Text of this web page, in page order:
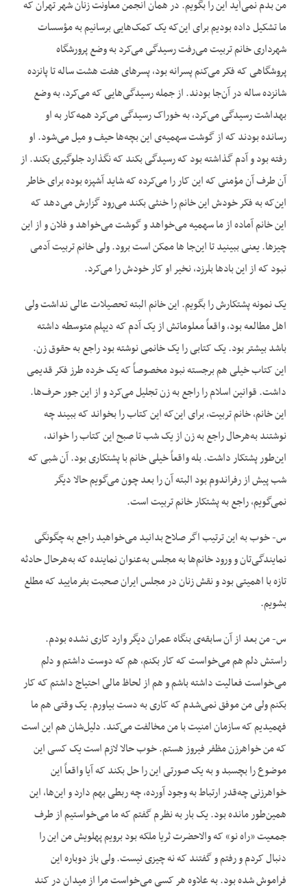
من بدم نمی‌آید این را بگویم. در همان انجمن معاونت زنان شهر تهران که
ما تشکیل داده بودیم برای این‌که یک کمک‌هایی برسانیم به مؤسسات
شهرداری خانم تربیت می‌رفت رسیدگی می‌کرد به وضع پرورشگاه
پروشگاهی که فکر می‌کنم پسرانه بود، پسرهای هفت هشت ساله تا پانزده
شانزده ساله در آن‌جا بودند. از جمله رسیدگی‌هایی که می‌کرد، به وضع
بهداشت رسیدگی می‌کرد، به خوراک رسیدگی می‌کرد همه‌کار به او
رسانده بودند که از گوشت سهمیه‌ی این بچه‌ها حیف و میل می‌شود. او
رفته بود و آ‌دم گذاشته بود که رسیدگی بکند که نگذارد جلوگیری بکند. از
آن طرف آن مؤمنی که این کار را می‌کرده که شاید آشپزه بوده برای خاطر
این‌که به فکر خودش این خانم را خنثی بکند می‌رود گزارش می‌دهد که
این خانم آماده از ما سهمیه می‌خواهد و گوشت می‌خواهد و فلان و از این
چیزها. یعنی ببینید تا این‌جا ها ممکن است برود. ولی خانم تربیت آدمی
نبود که از این بادها بلرزد، نخیر او کار خودش را می‌کرد.
یک نمونه پشتکارش را بگویم. این خانم البته تحصیلات عالی نداشت ولی
اهل مطالعه بود، واقعاً معلوماتش از یک آدم که دیپلم متوسطه داشته
باشد بیشتر بود. یک کتابی را یک خانمی نوشته بود راجع به حقوق زن.
این کتاب خیلی هم برجسته نبود مخصوصاً که یک خرده طرز فکر قدیمی
داشت. قوانین اسلام را راجع به زن تجلیل می‌کرد و از این جور حرف‌ها.
این خانم، خانم تربیت، برای این‌که این کتاب را بخواند که ببیند چه
نوشتند به‌هرحال راجع به زن از یک شب تا صبح این کتاب را خواند،
این‌طور پشتکار داشت. بله واقعاً خیلی خانم با پشتکاری بود. آن شبی که
شب پیش از رفراندوم بود البته آن را بعد چون می‌گویم حالا دیگر
نمی‌گویم، راجع به پشتکار خانم تربیت است.
س- خوب به این ترتیب اگر صلاح بدانید می‌خواهید راجع به چگونگی
نمایندگی‌تان و ورود خانم‌ها به مجلس به‌عنوان نماینده که به‌هرحال حادثه
تازه با اهمیتی بود و نقش زنان در مجلس ایران صحبت بفرمایید که مطلع
بشویم.
س- من بعد از آن سابقه‌ی بنگاه عمران دیگر وارد کاری نشده بودم.
راستش دلم هم می‌خواست که کار بکنم، هم که دوست داشتم و دلم
می‌خواست فعالیت داشته باشم و هم از لحاظ مالی احتیاج داشتم که کار
بکنم ولی من موفق نمی‌شدم که کاری به دست بیاورم. یک وقتی هم ما
فهمیدیم که سازمان امنیت با من مخالفت می‌کند. دلیل‌شان هم این است
که من خواهرزن مظفر فیروز هستم. خوب حالا لازم است یک کسی این
موضوع را بچسبد و به یک صورتی این را حل بکند که آیا واقعاً این
خواهرزنی چه‌قدر ارتباط به وجود آورده، چه ربطی بهم دارد و این‌ها، این
همین‌طور مانده بود. یک بار به نظرم گفتم که ما می‌خواستیم از طرف
جمعیت «راه نو» که والاحضرت ثریا ملکه بود برویم پهلویش من این را
دنبال کردم و رفتم و گفتند که نه چیزی نیست. ولی باز دوباره این
فراموش شده بود. به علاوه هر کسی می‌خواست مرا از میدان در کند